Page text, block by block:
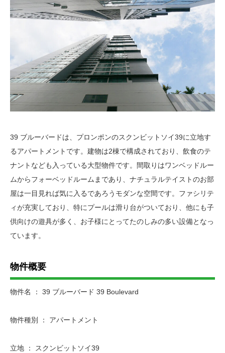
39 ブルーバードは、プロンポンのスクンビットソイ39に立地す
るアパートメントです。建物は2棟で構成されており、飲食のテ
ナントなども入っている大型物件です。間取りはワンベッドルー
ムからフォーベッドルームまであり、ナチュラルテイストのお部
屋は一目見れば気に入るであろうモダンな空間です。ファシリテ
ィが充実しており、特にプールは滑り台がついており、他にも子
供向けの遊具が多く、お子様にとってたのしみの多い設備となっ
ています。
物件概要
物件名 ： 39 ブルーバード 39 Boulevard
物件種別 ： アパートメント
立地 ： スクンビットソイ39